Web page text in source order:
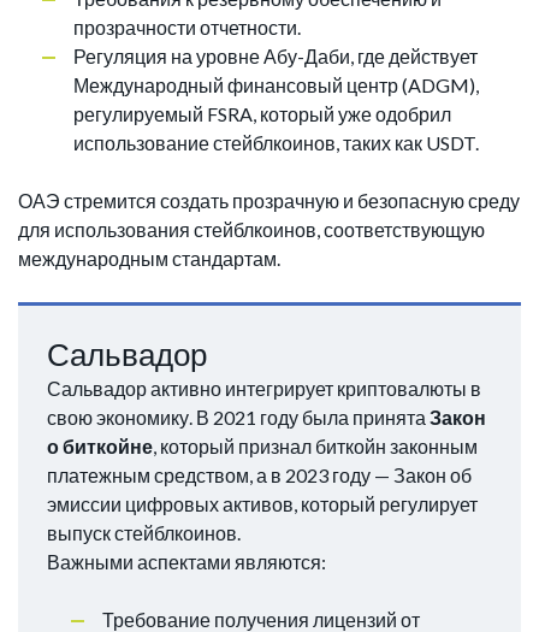
прозрачности отчетности.
Регуляция на уровне Абу-Даби, где действует
Международный финансовый центр (ADGM),
регулируемый FSRA, который уже одобрил
использование стейблкоинов, таких как USDT.
ОАЭ стремится создать прозрачную и безопасную среду
для использования стейблкоинов, соответствующую
международным стандартам.
Сальвадор
Сальвадор активно интегрирует криптовалюты в
свою экономику. В 2021 году была принята Закон
о биткойне, который признал биткойн законным
платежным средством, а в 2023 году — Закон об
эмиссии цифровых активов, который регулирует
выпуск стейблкоинов.
Важными аспектами являются:
Требование получения лицензий от